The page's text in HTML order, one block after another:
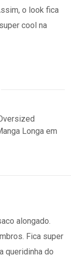
o look fica
cool na
alongado.
Fica super
queridinha do